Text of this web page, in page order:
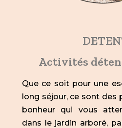
Activités
Que ce soit pour une
long séjour, ce sont
bonheur qui vous
dans le jardin arboré,